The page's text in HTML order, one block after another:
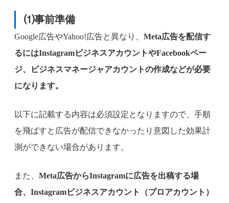
⑴事前準備
Google広告やYahoo!広告と異なり、 Meta広告を配信す
るにはInstagramビジネスアカウントやFacebookペー
ジ、ビジネスマネージャアカウントの作成などが必要
になります。
以下に記載する内容は必須設定となりますので、手順
を飛ばすと広告が配信できなかったり意図した効果計
測ができない場合があります。
また、 Meta広告からInstagramに広告を出稿する場
合、Instagramビジネスアカウント（プロアカウント）